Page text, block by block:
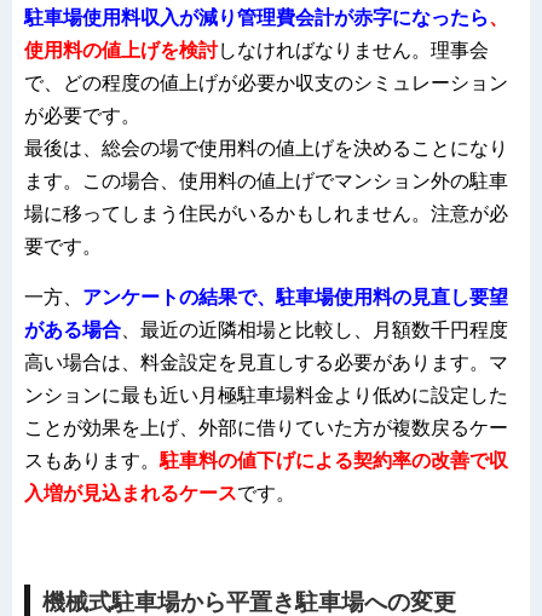
駐車場使用料収入が減り管理費会計が赤字になったら、
使用料の値上げを検討しなければなりません。理事会
で、どの程度の値上げが必要か収支のシミュレーション
が必要です。
最後は、総会の場で使用料の値上げを決めることになり
ます。この場合、使用料の値上げでマンション外の駐車
場に移ってしまう住民がいるかもしれません。注意が必
要です。
一方、 アンケートの結果で、駐車場使用料の見直し要望
がある場合 、最近の近隣相場と比較し、月額数千円程度
高い場合は、料金設定を見直しする必要があります。マ
ンションに最も近い月極駐車場料金より低めに設定した
ことが効果を上げ、外部に借りていた方が複数戻るケー
スもあります。 駐車料の値下げによる契約率の改善で収
入増が見込まれるケースです。
機械式駐車場から平置き駐車場への変更